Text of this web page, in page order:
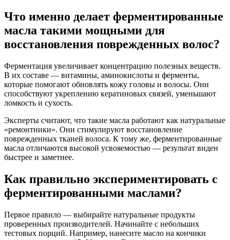
Что именно делает ферментированные
масла такими мощными для
восстановления поврежденных волос?
Ферментация увеличивает концентрацию полезных веществ.
В их составе — витамины, аминокислоты и ферменты,
которые помогают обновлять кожу головы и волосы. Они
способствуют укреплению кератиновых связей, уменьшают
ломкость и сухость.
Эксперты считают, что такие масла работают как натуральные
«ремонтники». Они стимулируют восстановление
поврежденных тканей волоса. К тому же, ферментированные
масла отличаются высокой усвояемостью — результат виден
быстрее и заметнее.
Как правильно экспериментировать с
ферментированными маслами?
Первое правило — выбирайте натуральные продукты
проверенных производителей. Начинайте с небольших
тестовых порций. Например, нанесите масло на кончики